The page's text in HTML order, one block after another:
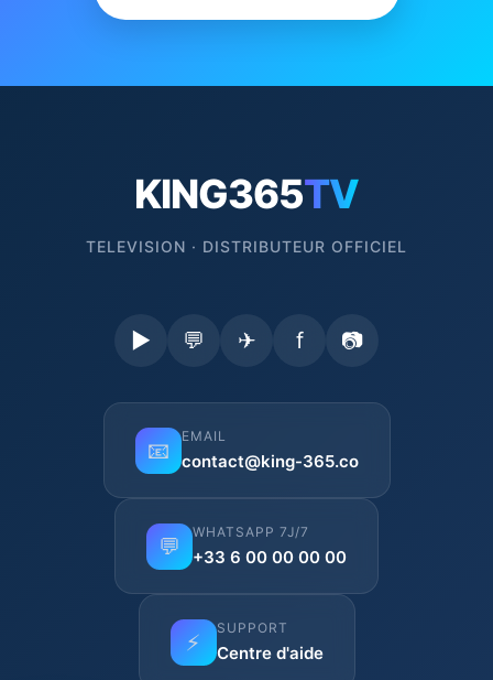
KING365TV
TELEVISION · DISTRIBUTEUR OFFICIEL
▶ 💬 ✈ f 📷
📧
EMAIL
contact@king-365.co
💬
WHATSAPP 7J/7
+33 6 00 00 00 00
⚡
SUPPORT
Centre d'aide